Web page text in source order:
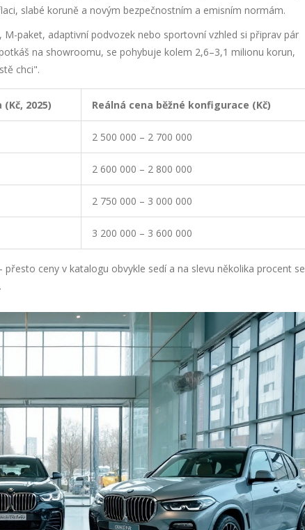
slabé koruně a novým bezpečnostním a emisním normám.
paket, adaptivní podvozek nebo sportovní vzhled si připrav pár
na showroomu, se pohybuje kolem 2,6–3,1 milionu korun,
chci".
2025) Reálná cena běžné konfigurace (Kč)
2 500 000 – 2 700 000
2 600 000 – 2 800 000
2 750 000 – 3 000 000
3 200 000 – 3 600 000
ceny v katalogu obvykle sedí a na slevu několika procent se